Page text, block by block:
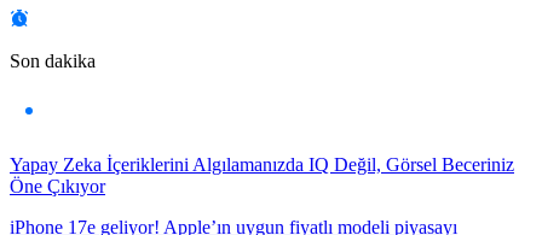
Son dakika
Yapay Zeka İçeriklerini Algılamanızda IQ Değil, Görsel Beceriniz
Öne Çıkıyor
iPhone 17e geliyor! Apple’ın uygun fiyatlı modeli piyasayı